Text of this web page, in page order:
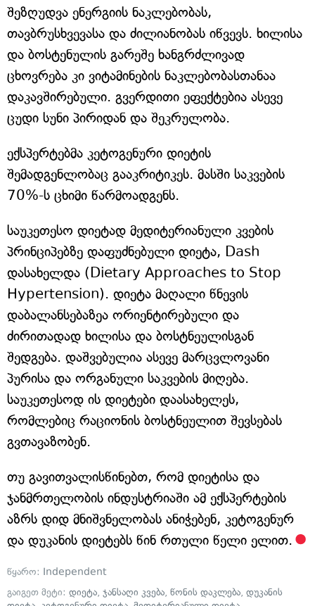
შეზღუდვა ენერგიის ნაკლებობას,
თავბრუსხვევასა და ძილიანობას იწვევს. ხილისა
და ბოსტენულის გარეშე ხანგრძლივად
ცხოვრება კი ვიტამინების ნაკლებობასთანაა
დაკავშირებული. გვერდითი ეფექტებია ასევე
ცუდი სუნი პირიდან და შეკრულობა.
ექსპერტებმა კეტოგენური დიეტის
შემადგენლობაც გააკრიტიკეს. მასში საკვების
70%-ს ცხიმი წარმოადგენს.
საუკეთესო დიეტად მედიტერიანული კვების
პრინციპებზე დაფუძნებული დიეტა, Dash
დასახელდა (Dietary Approaches to Stop
Hypertension). დიეტა მაღალი წნევის
დაბალანსებაზეა ორიენტირებული და
ძირითადად ხილისა და ბოსტნეულისგან
შედგება. დაშვებულია ასევე მარცვლოვანი
პურისა და ორგანული საკვების მიღება.
საუკეთესოდ ის დიეტები დაასახელეს,
რომლებიც რაციონის ბოსტნეულით შევსებას
გვთავაზობენ.
თუ გავითვალისწინებთ, რომ დიეტისა და
ჯანმრთელობის ინდუსტრიაში ამ ექსპერტების
აზრს დიდ მნიშვნელობას ანიჭებენ, კეტოგენურ
და დუკანის დიეტებს წინ რთული წელი ელით.
წყარო: Independent
გაიგეთ მეტი: დიეტა, ჯანსაღი კვება, წონის დაკლება, დუკანის